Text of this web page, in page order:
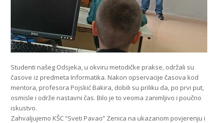
Studenti našeg Odsjeka, u okviru metodičke prakse, održali su
časove iz predmeta Informatika. Nakon opservacije časova kod
mentora, profesora Pojskić Bakira, dobili su priliku da, po prvi put,
osmisle i održe nastavni čas. Bilo je to veoma zanimljivo i poučno
iskustvo.
Zahvaljujemo KŠC “Sveti Pavao” Zenica na ukazanom povjerenju i